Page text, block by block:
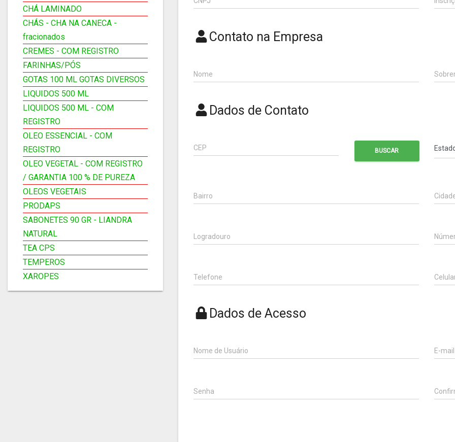
CHÁ LAMINADO
CHÁS - CHA NA CANECA -
fracionados
CREMES - COM REGISTRO
FARINHAS/PÓS
GOTAS 100 ML GOTAS DIVERSOS
LIQUIDOS 500 ML
LIQUIDOS 500 ML - COM
REGISTRO
OLEO ESSENCIAL - COM
REGISTRO
OLEO VEGETAL - COM REGISTRO
/ GARANTIA 100 % DE PUREZA
OLEOS VEGETAIS
PRODAPS
SABONETES 90 GR - LIANDRA
NATURAL
TEA CPS
TEMPEROS
XAROPES
Contato na Empresa
Nome
Dados de Contato
CEP BUSCAR
Bairro
Logradouro
Telefone
Dados de Acesso
Nome de Usuário E-mail
Senha